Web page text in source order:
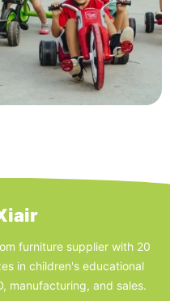
furniture supplier with 20
in children's educational
manufacturing, and sales.